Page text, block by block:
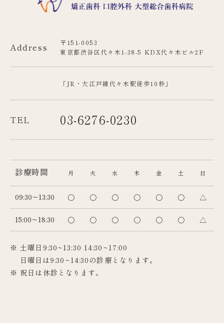
Address
〒151-0053
東京都渋谷区代々木1-38-5 KDX代々木ビル2F
「JR・大江戸線代々木駅徒歩10秒」
TEL 03-6276-0230
診療時間 月 火 水 木 金 土 日
09:30～13:30 〇 〇 〇 〇 〇 〇 △
15:00～18:30 〇 〇 〇 〇 〇 〇 △
※ 土曜日9:30~13:30 14:30~17:00
日曜日は9:30~14:30の診療となります。
※ 祝日は休診となります。